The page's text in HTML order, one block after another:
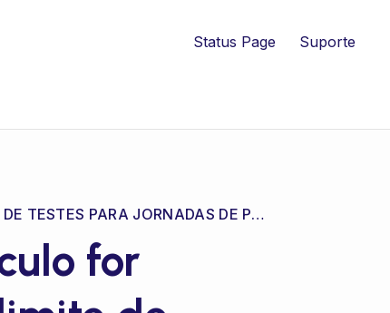
Status Page Suporte
MASSA DE TESTES PARA JORNADAS DE PAGAMENTO
for